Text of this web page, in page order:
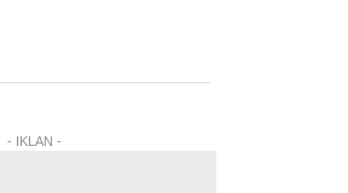
- IKLAN -